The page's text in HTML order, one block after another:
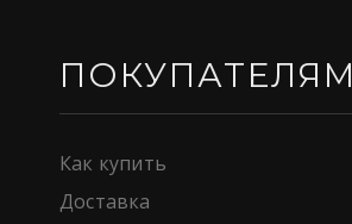
ПОКУПАТЕЛЯМ
Как купить
Доставка